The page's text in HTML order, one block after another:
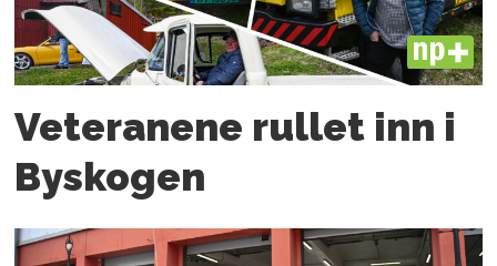
PLUS
Veteranene rullet inn i
Byskogen